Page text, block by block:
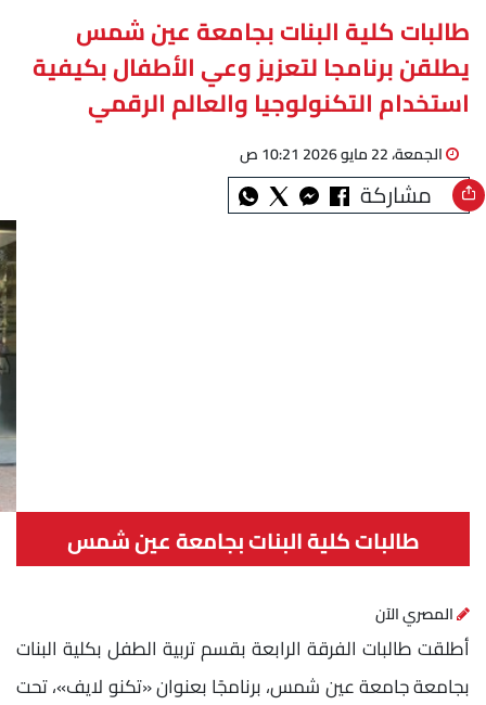
طالبات كلية البنات بجامعة عين شمس
يطلقن برنامجا لتعزيز وعي الأطفال بكيفية
استخدام التكنولوجيا والعالم الرقمي
الجمعة، 22 مايو 2026 10:21 ص
مشاركة
طالبات كلية البنات بجامعة عين شمس
المصري الآن
أطلقت طالبات الفرقة الرابعة بقسم تربية الطفل بكلية البنات
بجامعة جامعة عين شمس، برنامجًا بعنوان «تكنو لايف»، تحت